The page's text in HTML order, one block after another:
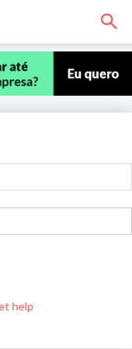
help